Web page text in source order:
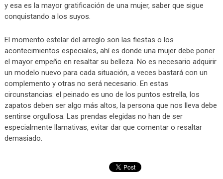
y esa es la mayor gratificación de una mujer, saber que sigue
conquistando a los suyos.
El momento estelar del arreglo son las fiestas o los
acontecimientos especiales, ahí es donde una mujer debe poner
el mayor empeño en resaltar su belleza. No es necesario adquirir
un modelo nuevo para cada situación, a veces bastará con un
complemento y otras no será necesario. En estas
circunstancias: el peinado es uno de los puntos estrella, los
zapatos deben ser algo más altos, la persona que nos lleva debe
sentirse orgullosa. Las prendas elegidas no han de ser
especialmente llamativas, evitar dar que comentar o resaltar
demasiado.